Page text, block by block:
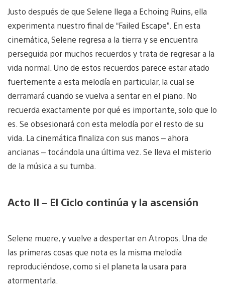
Justo después de que Selene llega a Echoing Ruins, ella
experimenta nuestro final de “Failed Escape”. En esta
cinemática, Selene regresa a la tierra y se encuentra
perseguida por muchos recuerdos y trata de regresar a la
vida normal. Uno de estos recuerdos parece estar atado
fuertemente a esta melodía en particular, la cual se
derramará cuando se vuelva a sentar en el piano. No
recuerda exactamente por qué es importante, solo que lo
es. Se obsesionará con esta melodía por el resto de su
vida. La cinemática finaliza con sus manos – ahora
ancianas – tocándola una última vez. Se lleva el misterio
de la música a su tumba.
Acto II – El Ciclo continúa y la ascensión
Selene muere, y vuelve a despertar en Atropos. Una de
las primeras cosas que nota es la misma melodía
reproduciéndose, como si el planeta la usara para
atormentarla.